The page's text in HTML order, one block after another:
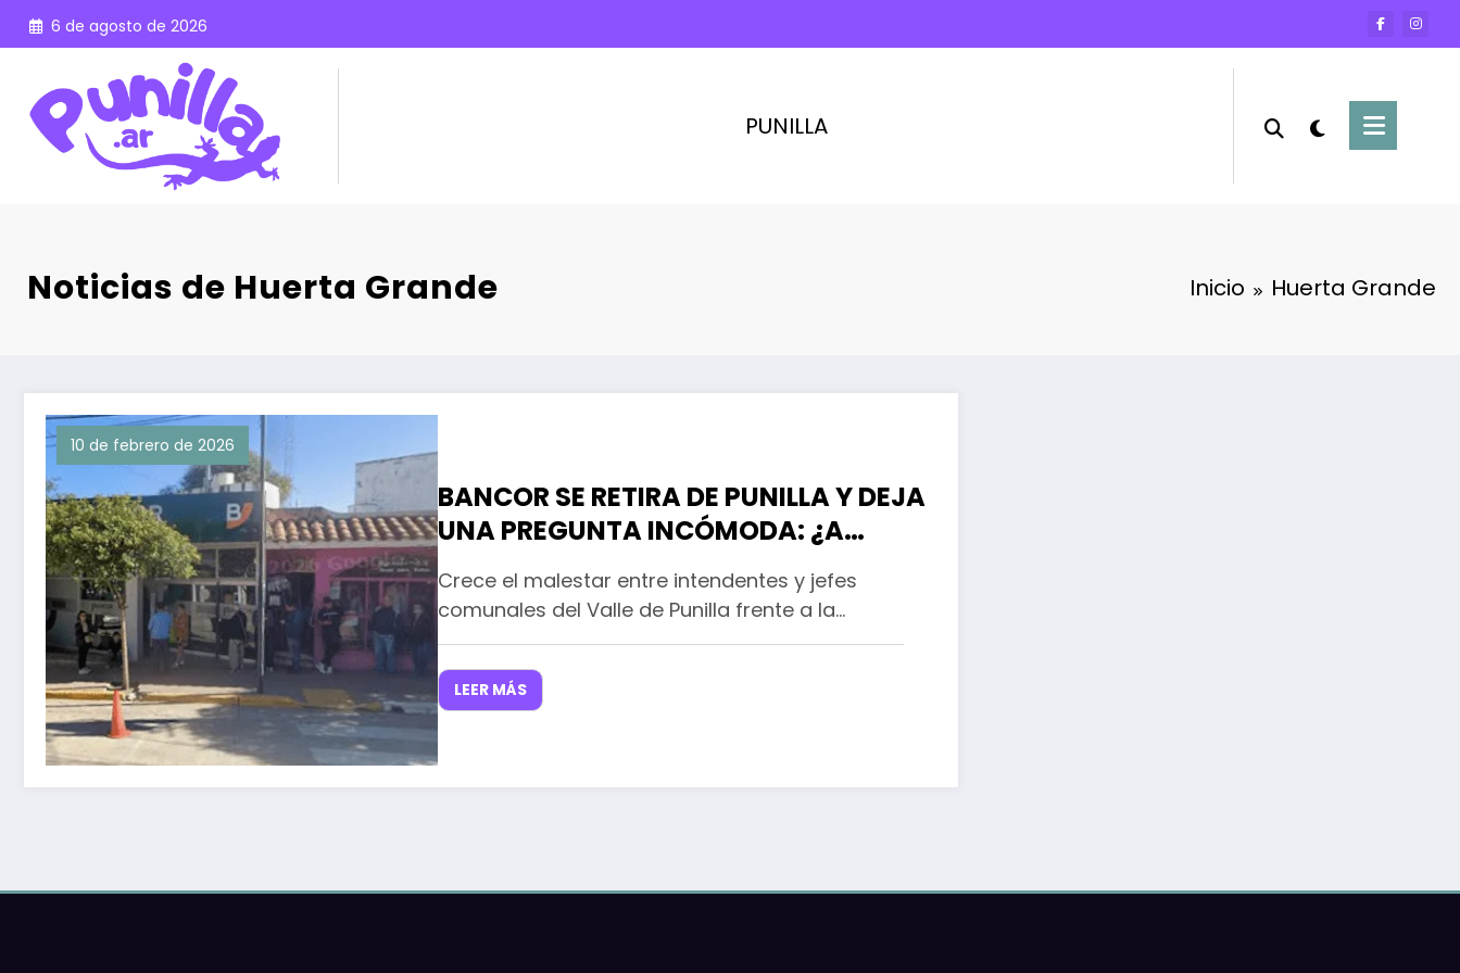
Saltar
6 de agosto de 2026
PUNILLA
Noticias de Huerta Grande Inicio Huerta Grande
10 de febrero de 2026
BANCOR SE RETIRA DE PUNILLA Y DEJA
UNA PREGUNTA INCÓMODA: ¿A
QUIÉN LE PRESTA SERVICIOS EL
BANCO DE CÓRDOBA?
Crece el malestar entre intendentes y jefes
comunales del Valle de Punilla frente a la…
LEER MÁS